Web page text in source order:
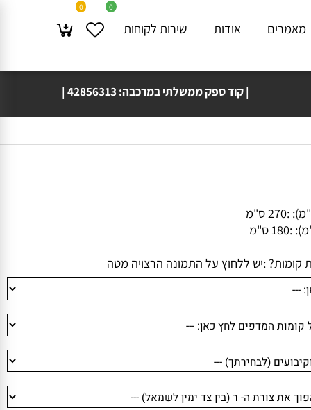
💳🔒 אפשר להזמין גם באמצעות PayPal
| קוד ספק ממשלתי במרכבה: 42856313 |
0 0
אודות שירות לקוחות
:270 ס"מ
:180 ס"מ
:יש ללחוץ על התמונה הרצויה מטה